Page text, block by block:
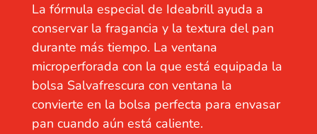
La fórmula especial de Ideabrill ayuda a
conservar la fragancia y la textura del pan
durante más tiempo. La ventana
microperforada con la que está equipada la
bolsa Salvafrescura con ventana la
convierte en la bolsa perfecta para envasar
pan cuando aún está caliente.